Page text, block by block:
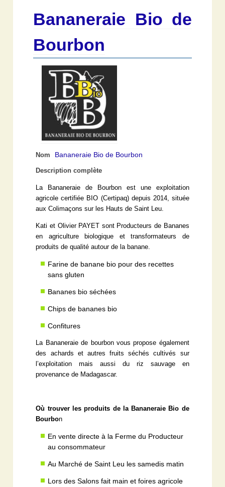
Bananeraie Bio de
Bourbon
Nom Bananeraie Bio de Bourbon
Description complète
La Bananeraie de Bourbon est une exploitation
agricole certifiée BIO (Certipaq) depuis 2014, située
aux Colimaçons sur les Hauts de Saint Leu.
Kati et Olivier PAYET sont Producteurs de Bananes
en agriculture biologique et transformateurs de
produits de qualité autour de la banane.
Farine de banane bio pour des recettes
sans gluten
Bananes bio séchées
Chips de bananes bio
Confitures
La Bananeraie de bourbon vous propose également
des achards et autres fruits séchés cultivés sur
l’exploitation mais aussi du riz sauvage en
provenance de Madagascar.
Où trouver les produits de la Bananeraie Bio de
Bourbon
En vente directe à la Ferme du Producteur
au consommateur
Au Marché de Saint Leu les samedis matin
Lors des Salons fait main et foires agricole